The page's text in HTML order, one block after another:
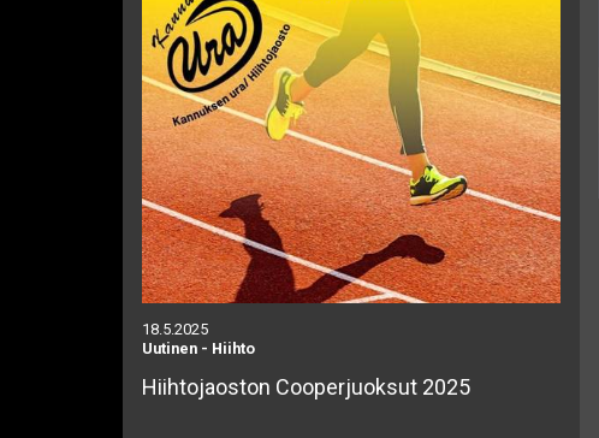
18.5.2025
Uutinen - Hiihto
Hiihtojaoston Cooperjuoksut 2025